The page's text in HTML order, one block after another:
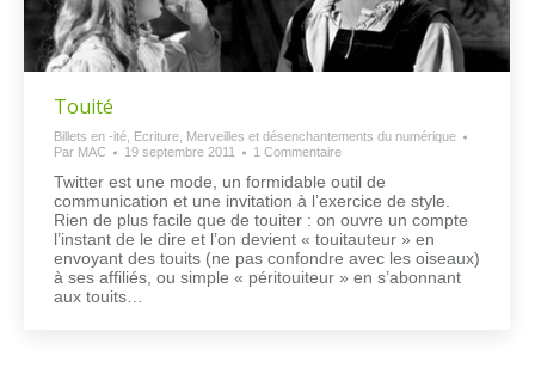
Touité
Billets en -ité Ecriture
Merveilles et désenchantements du numérique
Par MAC 19 septembre 2011 1 Commentaire
Twitter est une mode, un formidable outil de
communication et une invitation à l’exercice de style.
Rien de plus facile que de touiter : on ouvre un compte
l’instant de le dire et l’on devient « touitauteur » en
envoyant des touits (ne pas confondre avec les oiseaux)
à ses affiliés, ou simple « péritouiteur » en s’abonnant
aux touits…